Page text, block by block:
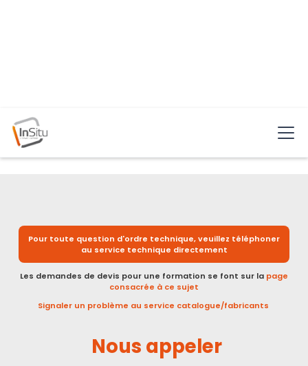
Pour toute question d'ordre technique, veuillez téléphoner
au service technique directement
Les demandes de devis pour une formation se font sur la page
consacrée à ce sujet
Signaler un problème au service catalogue/fabricants
Nous appeler